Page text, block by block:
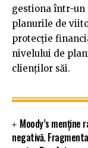
gestiona într-un
planurile de
protecție
nivelului de
clienților săi.
Moody’s menține
negativă.